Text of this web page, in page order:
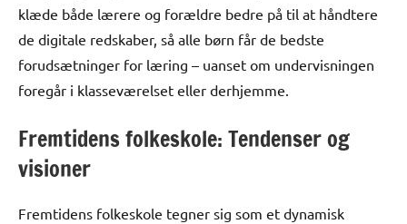
klæde både lærere og forældre bedre på til at håndtere
de digitale redskaber, så alle børn får de bedste
forudsætninger for læring – uanset om undervisningen
foregår i klasseværelset eller derhjemme.
Fremtidens folkeskole: Tendenser og
visioner
Fremtidens folkeskole tegner sig som et dynamisk